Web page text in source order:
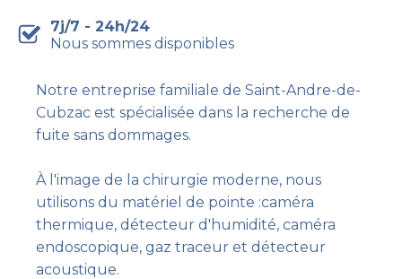
7j/7 - 24h/24
Nous sommes disponibles
Notre entreprise familiale de Saint-Andre-de-
Cubzac est spécialisée dans la recherche de
fuite sans dommages.
À l'image de la chirurgie moderne, nous
utilisons du matériel de pointe :caméra
thermique, détecteur d'humidité, caméra
endoscopique, gaz traceur et détecteur
acoustique.